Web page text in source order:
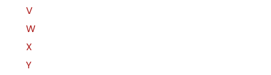
V
W
X
Y